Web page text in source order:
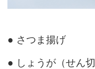
● さつま揚げ
● しょうが（せん切